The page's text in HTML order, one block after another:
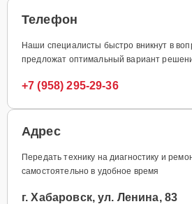
Телефон
Наши специалисты быстро вникнут в
предложат оптимальный вариант
+7 (958) 295-29-36
Адрес
Передать технику на диагностику и
самостоятельно в удобное время
г. Хабаровск, ул. Ленина, 83